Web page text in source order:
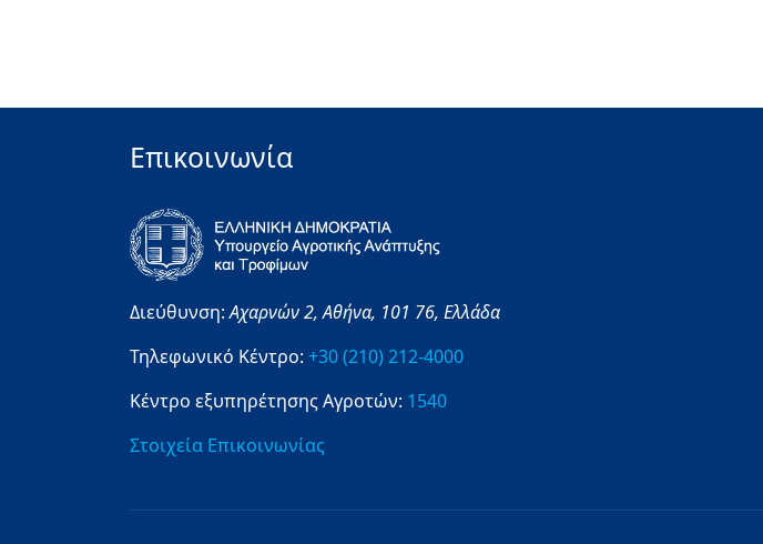
Επικοινωνία
Διεύθυνση:Αχαρνών 2,Αθήνα, 101 76, Ελλάδα
Τηλεφωνικό Κέντρο: +30 (210) 212-4000
Κέντρο εξυπηρέτησης Αγροτών: 1540
Στοιχεία Επικοινωνίας